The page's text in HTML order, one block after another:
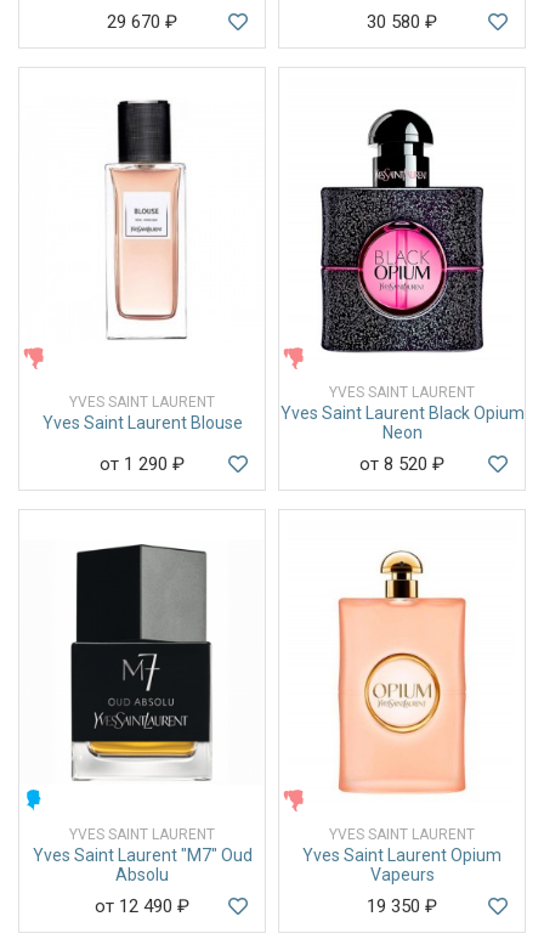
29 670 ₽ 30 580 ₽
YVES SAINT LAURENT
Yves Saint Laurent Blouse
от 1 290 ₽
ЖЕНСКИЕ
YVES SAINT LAURENT
Yves Saint Laurent Black Opium
Neon
от 8 520 ₽
YVES SAINT LAURENT
Yves Saint Laurent "M7" Oud
Absolu
от 12 490 ₽
ЖЕНСКИЕ
YVES SAINT LAURENT
Yves Saint Laurent Opium
Vapeurs
19 350 ₽